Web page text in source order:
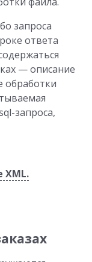
запроса
ответа
— описание
обработки
запроса,
XML.